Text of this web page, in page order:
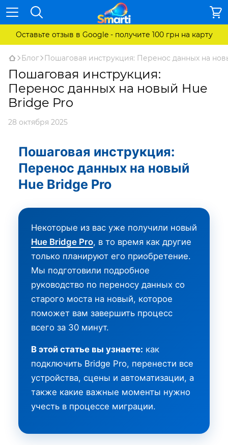
Оставьте отзыв в Google - получите 100 грн на карту
Блог Пошаговая инструкция: Перенос данных на
Пошаговая инструкция:
Перенос данных на новый Hue
Bridge Pro
28 октября 2025
Пошаговая инструкция:
Перенос данных на новый
Hue Bridge Pro
Некоторые из вас уже получили новый
Hue Bridge Pro, в то время как другие
только планируют его приобретение.
Мы подготовили подробное
руководство по переносу данных со
старого моста на новый, которое
поможет вам завершить процесс
всего за 30 минут.
В этой статье вы узнаете: как
подключить Bridge Pro, перенести все
устройства, сцены и автоматизации, а
также какие важные моменты нужно
учесть в процессе миграции.